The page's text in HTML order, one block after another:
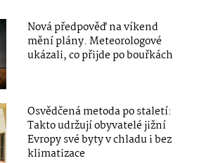
Nová předpověď na víkend
mění plány. Meteorologové
ukázali, co přijde po bouřkách
Osvědčená metoda po staletí:
Takto udržují obyvatelé jižní
Evropy své byty v chladu i bez
klimatizace